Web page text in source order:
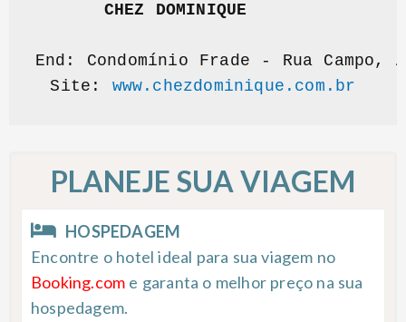
CHEZ DOMINIQUE
End: Condomínio Frade - Rua
Site: www.chezdominique.com.br
PLANEJE SUA VIAGEM
HOSPEDAGEM
Encontre o hotel ideal para sua viagem no
Booking.com e garanta o melhor preço na sua
hospedagem.